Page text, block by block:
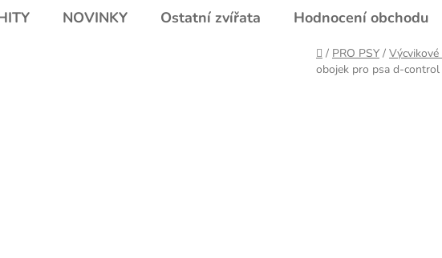
NOVINKY Ostatní zvířata Hodnocení obchodu
Domů
/ PRO PSY /
obojek pro psa d-